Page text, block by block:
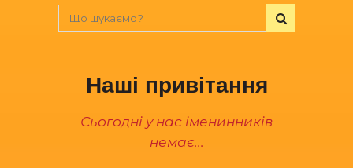
Наші привітання
Сьогодні у нас іменинників
немає...